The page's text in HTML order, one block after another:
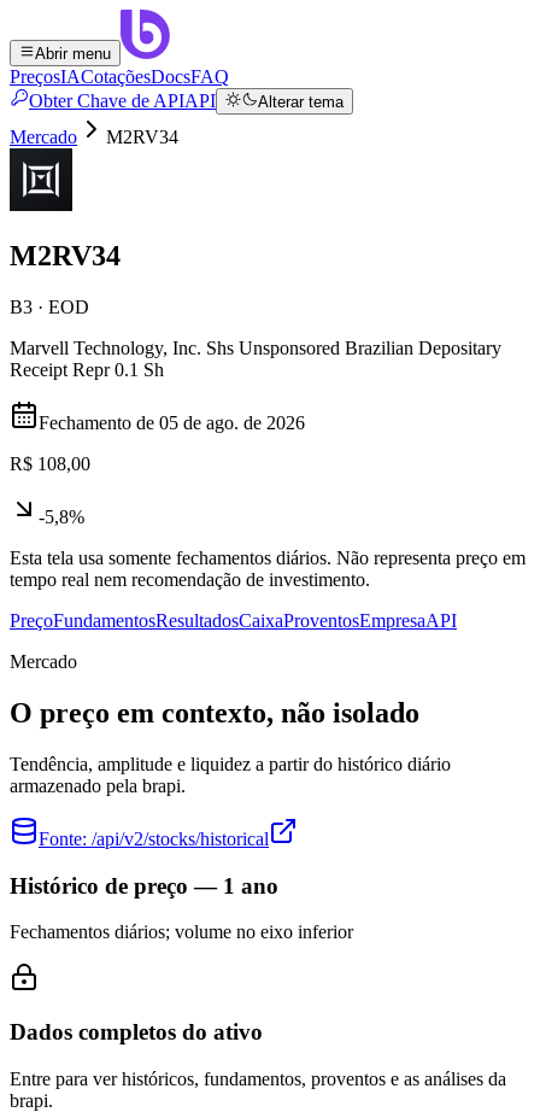
Abrir menu
PreçosIACotaçõesDocsFAQ
Obter Chave de APIAPI Alterar tema
Mercado M2RV34
M2RV34
B3 · EOD
Marvell Technology, Inc. Shs Unsponsored Brazilian Depositary
Receipt Repr 0.1 Sh
Fechamento de 05 de ago. de 2026
R$ 108,00
-5,8%
Esta tela usa somente fechamentos diários. Não representa preço em
tempo real nem recomendação de investimento.
PreçoFundamentosResultadosCaixaProventosEmpresaAPI
Mercado
O preço em contexto, não isolado
Tendência, amplitude e liquidez a partir do histórico diário
armazenado pela brapi.
Fonte: /api/v2/stocks/historical
Histórico de preço — 1 ano
Fechamentos diários; volume no eixo inferior
Dados completos do ativo
Entre para ver históricos, fundamentos, proventos e as análises da
brapi.